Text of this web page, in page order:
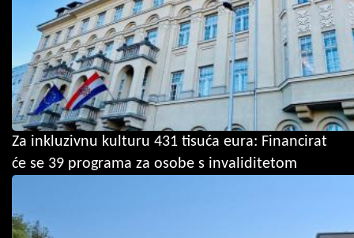
Za inkluzivnu kulturu 431 tisuća eura: Financirat
će se 39 programa za osobe s invaliditetom